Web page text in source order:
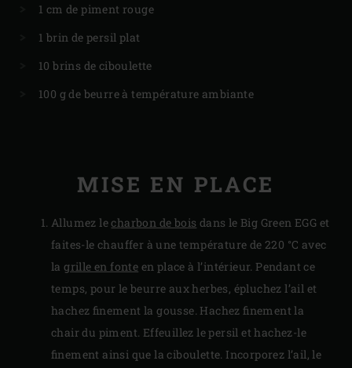
1 cm de piment rouge
1 brin de persil plat
10 brins de ciboulette
100 g de beurre à température ambiante
MISE EN PLACE
Allumez lecharbon de bois dans le Big Green EGG et
faites-le chauffer à une température de 220 °C avec
lagrille en fonte en place à l’intérieur. Pendant ce
temps, pour le beurre aux herbes, épluchez l’ail et
hachez finement la gousse. Hachez finement la
chair du piment. Effeuillez le persil et hachez-le
finement ainsi que la ciboulette. Incorporez l’ail, le